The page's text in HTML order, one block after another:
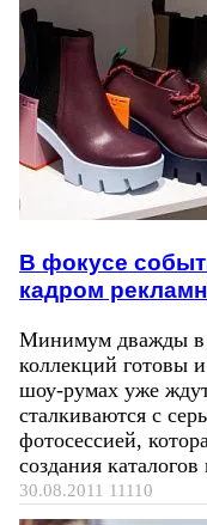
В фокусе
кадром
Минимум дважды в
коллекций готовы
шоу-румах уже
сталкиваются с
фотосессией,
создания
30.08.2011 11110